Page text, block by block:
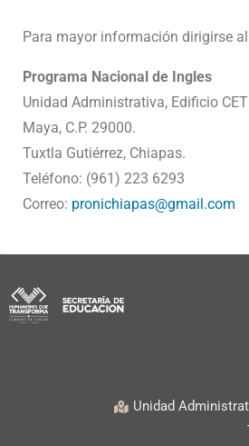
Para mayor información dirigirse
Programa Nacional de Ingles
Unidad Administrativa, Edificio
Maya, C.P. 29000.
Tuxtla Gutiérrez, Chiapas.
Teléfono: (961) 223 6293
Correo: pronichiapas@gmail.com
Unidad